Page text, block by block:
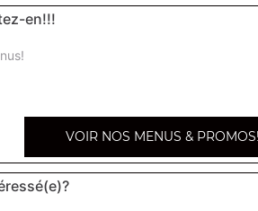
Nos
en!!!
VOIR NOS MENUS & PROMOS!